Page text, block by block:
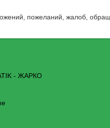
пожеланий, жалоб,
- ЖАРКО